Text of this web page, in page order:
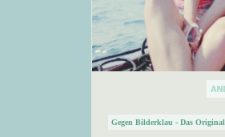
Gegen Bilderklau - Das Original